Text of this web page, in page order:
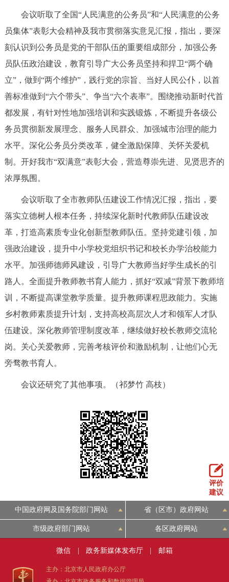
会议听取了全国“人民满意的公务员”和“人民满意的公务
员集体”表彰大会精神及我市贯彻落实意见汇报，指出，要深
刻认识到公务员是党的干部队伍的重要组成部分，加强公务
员队伍政治建设，教育引导广大公务员坚持和捍卫“两个确
立”，做到“两个维护”，践行党的宗旨、当好人民公仆，以首
善标准做到“六个带头”、争当“六个表率”。围绕推动新时代首
都发展，有针对性地加强培训和实践锻炼，不断提升各级公
务员贯彻新发展理念、服务人民群众、加强城市治理的能力
水平。深化公务员分类改革，健全激励保障、关怀关爱机
制。开好我市“双满意”表彰大会，营造尊崇先进、见贤思齐的
浓厚氛围。
会议听取了全市教师队伍建设工作情况汇报，指出，要
落实立德树人根本任务，持续深化新时代教师队伍建设改
革，打造高素质专业化创新型教师队伍。坚持党建引领，加
强政治建设，提升中小学校党组织书记和校长办学治校能力
水平。加强师德师风建设，引导广大教师当好学生成长的引
路人。全面提升教师教书育人能力，抓好“双减”背景下教师培
训，不断提高课堂教学质量。提升教师课程思政能力。实施
乡村教师素质提升计划，支持高校高层次人才和领军人才队
伍建设。深化教师管理制度改革，继续做好校长教师交流轮
岗。关心关爱教师，完善考核评价和激励机制，让他们心无
旁骛教书育人。
会议还研究了其他事项。（祁梦竹 高枝）
评价
建议
中国政府网及国务院部门网站 省（区市）政府网站
市级政府部门网站 各区政府网站
微信 政务新媒体发布厅 邮箱
主办：北京市人民政府办公厅